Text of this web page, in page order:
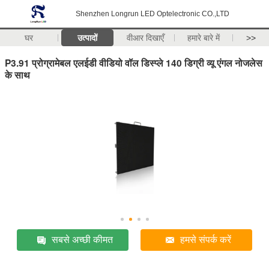
Shenzhen Longrun LED Optelectronic CO.,LTD
घर उत्पादों वीआर दिखाएँ हमारे बारे में >>
P3.91 प्रोग्रामेबल एलईडी वीडियो वॉल डिस्प्ले 140 डिग्री व्यू एंगल नोजलेस
के साथ
सबसे अच्छी कीमत हमसे संपर्क करें